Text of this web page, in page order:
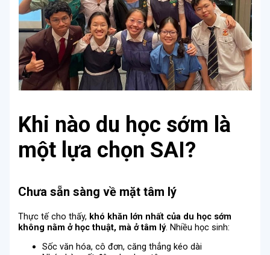
Khi nào du học sớm là
một lựa chọn SAI?
Chưa sẵn sàng về mặt tâm lý
Thực tế cho thấy, khó khăn lớn nhất của du học sớm
không nằm ở học thuật, mà ở tâm lý. Nhiều học sinh:
Sốc văn hóa, cô đơn, căng thẳng kéo dài